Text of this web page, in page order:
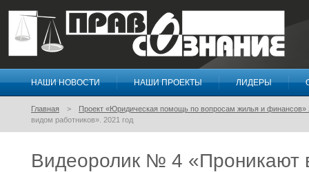
Правосознание
НАШИ НОВОСТИ НАШИ ПРОЕКТЫ ЛИДЕРЫ
Главная
Проект «Юридическая помощь по вопросам жилья и финансов»
видом работников». 2021 год
Видеоролик № 4 «Проникают